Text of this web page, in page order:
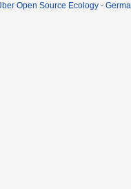
Open Source Ecology -